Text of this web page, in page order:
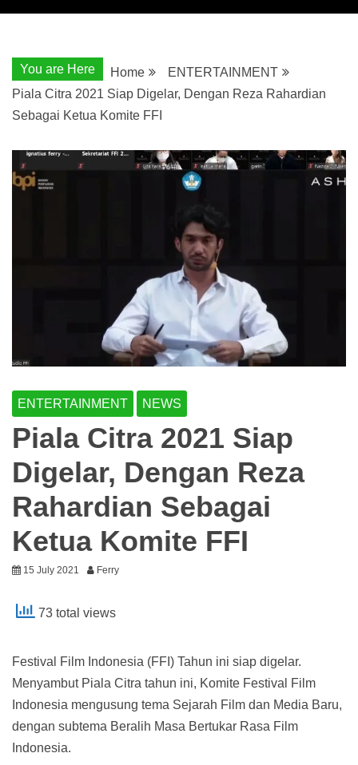
You are Here Home
ENTERTAINMENT
Piala Citra 2021 Siap Digelar, Dengan Reza Rahardian
Sebagai Ketua Komite FFI
ENTERTAINMENT NEWS
Piala Citra 2021 Siap
Digelar, Dengan Reza
Rahardian Sebagai
Ketua Komite FFI
15 July 2021 Ferry
73 total views
Festival Film Indonesia (FFI) Tahun ini siap digelar.
Menyambut Piala Citra tahun ini, Komite Festival Film
Indonesia mengusung tema Sejarah Film dan Media Baru,
dengan subtema Beralih Masa Bertukar Rasa Film
Indonesia.